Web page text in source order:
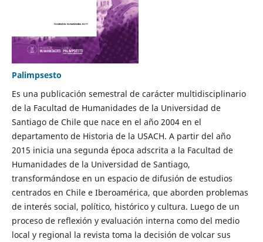
Palimpsesto
Es una publicación semestral de carácter multidisciplinario
de la Facultad de Humanidades de la Universidad de
Santiago de Chile que nace en el año 2004 en el
departamento de Historia de la USACH. A partir del año
2015 inicia una segunda época adscrita a la Facultad de
Humanidades de la Universidad de Santiago,
transformándose en un espacio de difusión de estudios
centrados en Chile e Iberoamérica, que aborden problemas
de interés social, político, histórico y cultura. Luego de un
proceso de reflexión y evaluación interna como del medio
local y regional la revista toma la decisión de volcar sus